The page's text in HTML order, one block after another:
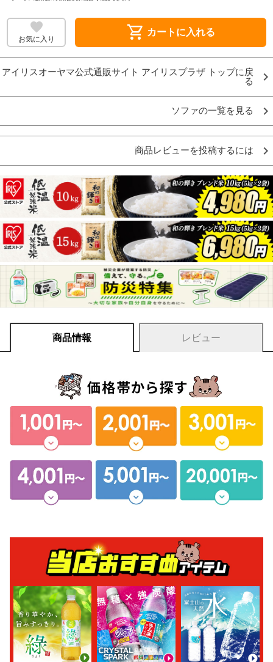
お気に入り shopping_cart カートに入れる
アイリスオーヤマ公式通販サイト アイリスプラザ トップに戻
る
ソファの一覧を見る
商品レビューを投稿するには
商品情報 レビュー